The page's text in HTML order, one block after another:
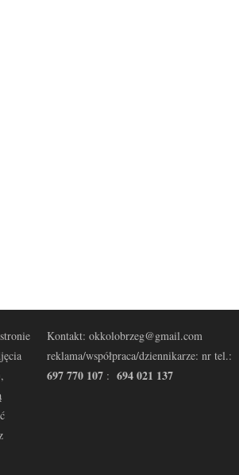
Kontakt: okkolobrzeg@gmail.com
reklama/współpraca/dziennikarze: nr tel.:
697 770 107 : 694 021 137